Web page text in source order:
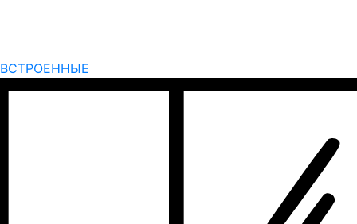
ВСТРОЕННЫЕ